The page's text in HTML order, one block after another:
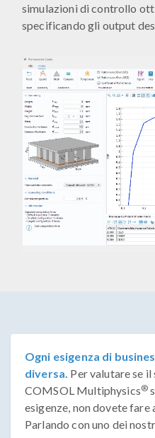
simulazioni di controllo
specificando gli output
Ogni esigenza di
diversa. Per valutare se
COMSOL Multiphysics®
esigenze, non dovete
Parlando con uno dei